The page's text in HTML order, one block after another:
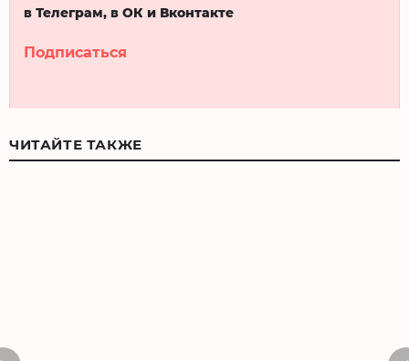
в Телеграм, в ОК и Вконтакте
Подписаться
ЧИТАЙТЕ ТАКЖЕ